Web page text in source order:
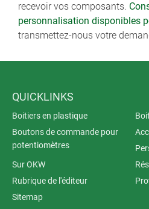
recevoir vos composants.
personnalisation disponibles
transmettez-nous votre
QUICKLINKS
Boitiers en plastique
Boutons de commande pour
potentiomètres
Sur OKW
Rubrique de l'éditeur
Sitemap